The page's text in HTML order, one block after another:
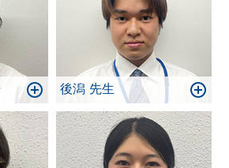
後潟 先生